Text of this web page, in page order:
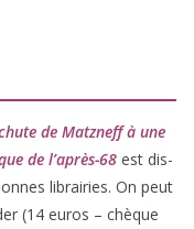
de Matzneff à une
de l’après-68 est dis­
librai­ries. On peut
(14 euros – chèque